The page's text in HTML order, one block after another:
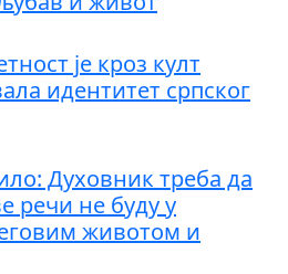
је кроз култ
идентитет српског
Духовник треба да
речи не буду у
животом и